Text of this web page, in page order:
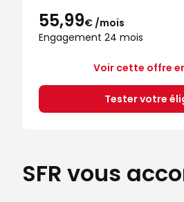
55,99€ /mois
Engagement 24 mois
Voir cette offre
Tester votre
SFR vous